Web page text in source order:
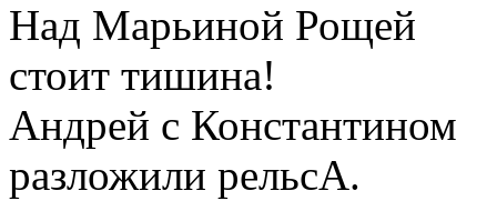
Над Марьиной Рощей
стоит тишина!
Андрей с Константином
разложили рельсА.